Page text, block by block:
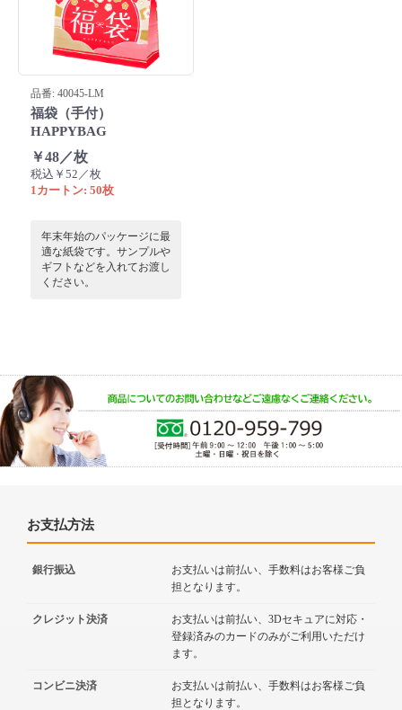
品番: 40045-LM
福袋（手付）
HAPPYBAG
￥48／枚
税込￥52／枚
1カートン: 50枚
年末年始のパッケージに最
適な紙袋です。サンプルや
ギフトなどを入れてお渡し
ください。
お支払方法
銀行振込
お支払いは前払い、手数料はお客様ご負
担となります。
クレジット決済
お支払いは前払い、3Dセキュアに対応・
登録済みのカードのみがご利用いただけ
ます。
コンビニ決済
お支払いは前払い、手数料はお客様ご負
担となります。